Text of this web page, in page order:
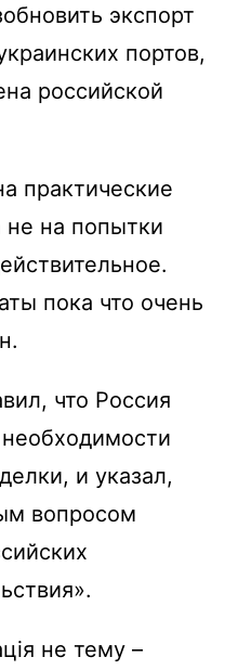
экспорт
портов,
российской
практические
не на попытки
пока что очень
что Россия
и указал,
вопросом
не тему –